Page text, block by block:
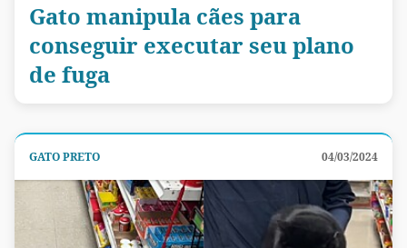
Gato manipula cães para
conseguir executar seu plano
de fuga
GATO PRETO 04/03/2024